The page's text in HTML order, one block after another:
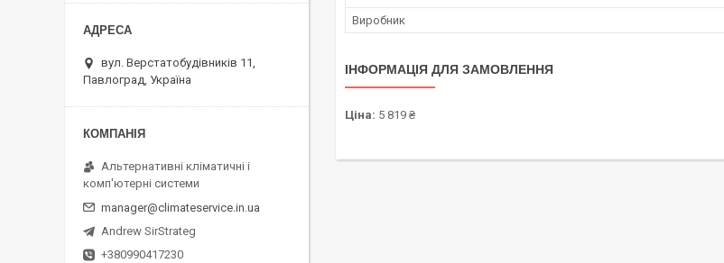
Виробник
ІНФОРМАЦІЯ ДЛЯ ЗАМОВЛЕННЯ
Ціна: 5 819 ₴
вул. Верстатобудівників 11,
Павлоград, Україна
Альтернативні кліматичні і
комп'ютерні системи
manager@climateservice.in.ua
Andrew SirStrateg
+380990417230